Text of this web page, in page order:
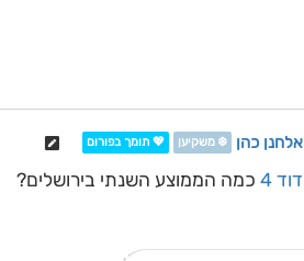
אלחנן כהן ❄️ משקיען 💖 תומך בפורום
דוד 4 כמה הממוצע השנתי בירושלים?